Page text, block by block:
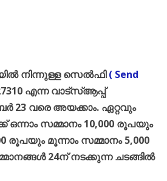
നിന്നുള്ള സെൽഫി( Send
എന്ന വാട്സ്ആപ്പ്
23 വരെ അയക്കാം. ഏറ്റവും
ഒന്നാം സമ്മാനം 10,000 രൂപയും
രൂപയും മൂന്നാം സമ്മാനം 5,000
24ന് നടക്കുന്ന ചടങ്ങിൽ